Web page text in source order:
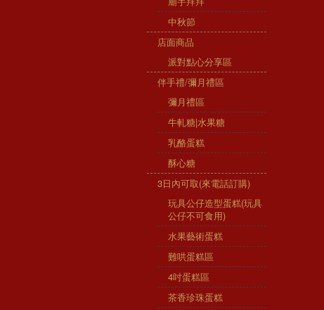
中秋節
店面商品
派對點心分享區
伴手禮/彌月禮區
彌月禮區
牛軋糖|水果糖
乳酪蛋糕
酥心糖
3日內可取(來電話訂購)
玩具公仔造型蛋糕(玩具
公仔不可食用)
水果藝術蛋糕
難哄蛋糕區
4吋蛋糕區
茶香珍珠蛋糕